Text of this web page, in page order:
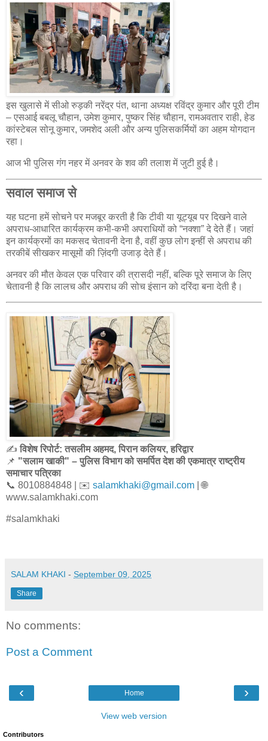
इस खुलासे में सीओ रुड़की नरेंद्र पंत, थाना अध्यक्ष रविंद्र कुमार और पूरी टीम
– एसआई बबलू चौहान, उमेश कुमार, पुष्कर सिंह चौहान, रामअवतार राही, हेड
कांस्टेबल सोनू कुमार, जमशेद अली और अन्य पुलिसकर्मियों का अहम योगदान
रहा।
आज भी पुलिस गंग नहर में अनवर के शव की तलाश में जुटी हुई है।
सवाल समाज से
यह घटना हमें सोचने पर मजबूर करती है कि टीवी या यूट्यूब पर दिखने वाले
अपराध-आधारित कार्यक्रम कभी-कभी अपराधियों को “नक्शा” दे देते हैं। जहां
इन कार्यक्रमों का मकसद चेतावनी देना है, वहीं कुछ लोग इन्हीं से अपराध की
तरकीबें सीखकर मासूमों की ज़िंदगी उजाड़ देते हैं।
अनवर की मौत केवल एक परिवार की त्रासदी नहीं, बल्कि पूरे समाज के लिए
चेतावनी है कि लालच और अपराध की सोच इंसान को दरिंदा बना देती है।
✍️विशेष रिपोर्ट: तसलीम अहमद, पिरान कलियर, हरिद्वार
📌 "सलाम खाकी" – पुलिस विभाग को समर्पित देश की एकमात्र राष्ट्रीय
समाचार पत्रिका
📞 8010884848 | ✉️ salamkhaki@gmail.com | 🌐
www.salamkhaki.com
#salamkhaki
SALAM KHAKI - September 09, 2025
Share
No comments:
Post a Comment
‹ ›
Home
View web version
Contributors